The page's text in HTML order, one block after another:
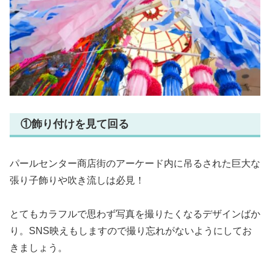
①飾り付けを見て回る
パールセンター商店街のアーケード内に吊るされた巨大な
張り子飾りや吹き流しは必見！
とてもカラフルで思わず写真を撮りたくなるデザインばか
り。SNS映えもしますので撮り忘れがないようにしてお
きましょう。